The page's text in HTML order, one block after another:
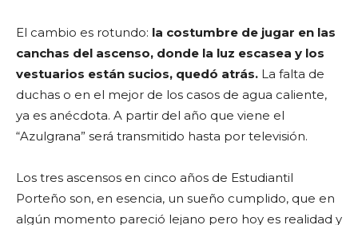
El cambio es rotundo: la costumbre de jugar en las
canchas del ascenso, donde la luz escasea y los
vestuarios están sucios, quedó atrás. La falta de
duchas o en el mejor de los casos de agua caliente,
ya es anécdota. A partir del año que viene el
“Azulgrana” será transmitido hasta por televisión.
Los tres ascensos en cinco años de Estudiantil
Porteño son, en esencia, un sueño cumplido, que en
algún momento pareció lejano pero hoy es realidad y